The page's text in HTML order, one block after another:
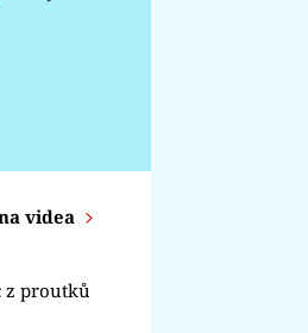
videa
z proutků